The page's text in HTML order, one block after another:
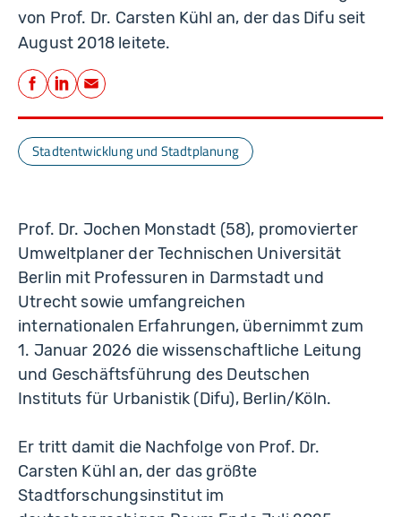
von Prof. Dr. Carsten Kühl an, der das Difu seit
August 2018 leitete.
Teilen
Facebook
LinkedIn
E-Mail
Stadtentwicklung und Stadtplanung
Prof. Dr. Jochen Monstadt (58), promovierter
Umweltplaner der Technischen Universität
Berlin mit Professuren in Darmstadt und
Utrecht sowie umfangreichen
internationalen Erfahrungen, übernimmt zum
1. Januar 2026 die wissenschaftliche Leitung
und Geschäftsführung des Deutschen
Instituts für Urbanistik (Difu), Berlin/Köln.
Er tritt damit die Nachfolge von Prof. Dr.
Carsten Kühl an, der das größte
Stadtforschungsinstitut im